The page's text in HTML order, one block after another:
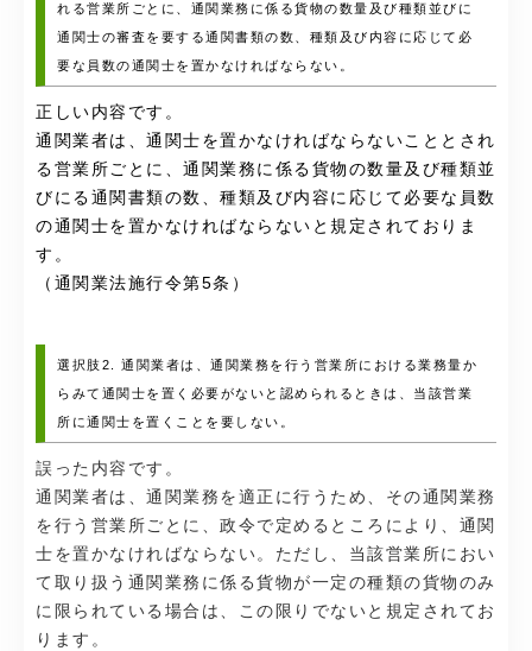
れる営業所ごとに、通関業務に係る貨物の数量及び種類並びに
通関士の審査を要する通関書類の数、種類及び内容に応じて必
要な員数の通関士を置かなければならない。
正しい内容です。
通関業者は、通関士を置かなければならないこととされ
る営業所ごとに、通関業務に係る貨物の数量及び種類並
びにる通関書類の数、種類及び内容に応じて必要な員数
の通関士を置かなければならないと規定されておりま
す。
（通関業法施行令第5条）
選択肢2. 通関業者は、通関業務を行う営業所における業務量か
らみて通関士を置く必要がないと認められるときは、当該営業
所に通関士を置くことを要しない。
誤った内容です。
通関業者は、通関業務を適正に行うため、その通関業務
を行う営業所ごとに、政令で定めるところにより、通関
士を置かなければならない。ただし、当該営業所におい
て取り扱う通関業務に係る貨物が一定の種類の貨物のみ
に限られている場合は、この限りでないと規定されてお
ります。